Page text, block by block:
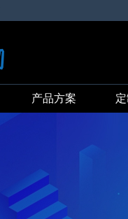
产品方案